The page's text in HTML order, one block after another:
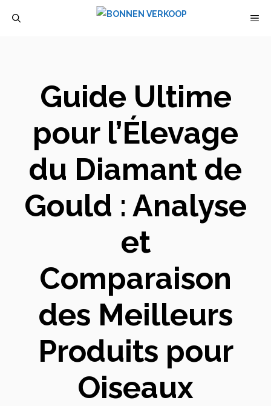
Guide Ultime
pour l’Élevage
du Diamant de
Gould : Analyse
et
Comparaison
des Meilleurs
Produits pour
Oiseaux